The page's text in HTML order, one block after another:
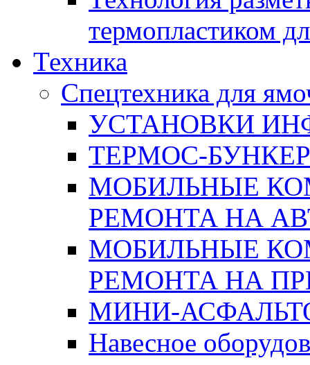
термопластиком
Техника
Спецтехника для
УСТАНОВКИ
ТЕРМОС-
МОБИЛЬНЫЕ
РЕМОНТА НА
МОБИЛЬНЫЕ
РЕМОНТА НА
МИНИ-
Навесное